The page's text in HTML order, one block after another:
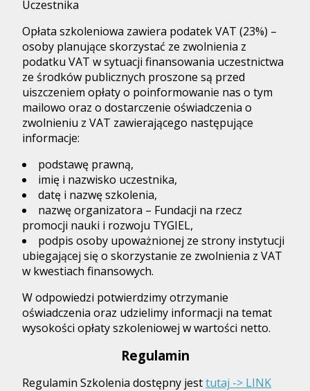
Uczestnika
Opłata szkoleniowa zawiera podatek VAT (23%) –
osoby planujące skorzystać ze zwolnienia z
podatku VAT w sytuacji finansowania uczestnictwa
ze środków publicznych proszone są przed
uiszczeniem opłaty o poinformowanie nas o tym
mailowo oraz o dostarczenie oświadczenia o
zwolnieniu z VAT zawierającego następujące
informacje:
podstawę prawną,
imię i nazwisko uczestnika,
datę i nazwę szkolenia,
nazwę organizatora – Fundacji na rzecz
promocji nauki i rozwoju TYGIEL,
podpis osoby upoważnionej ze strony instytucji
ubiegającej się o skorzystanie ze zwolnienia z VAT
w kwestiach finansowych.
W odpowiedzi potwierdzimy otrzymanie
oświadczenia oraz udzielimy informacji na temat
wysokości opłaty szkoleniowej w wartości netto.
Regulamin
Regulamin Szkolenia dostępny jesttutaj -> LINK